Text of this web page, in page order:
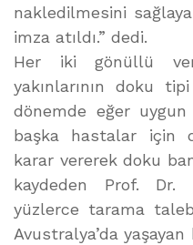
nakledilmesini
imza atıldı.” dedi.
Her iki gönüllü
yakınlarının doku tipi
dönemde eğer
başka hastalar için
karar vererek doku
kaydeden Prof. Dr.
yüzlerce tarama
Avustralya’da